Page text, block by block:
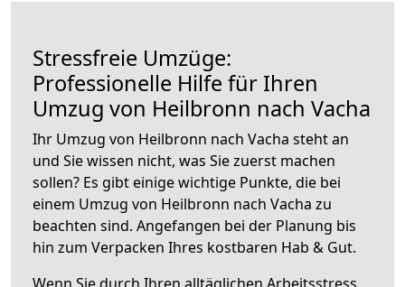
Stressfreie Umzüge:
Professionelle Hilfe für Ihren
Umzug von Heilbronn nach Vacha
Ihr Umzug von Heilbronn nach Vacha steht an
und Sie wissen nicht, was Sie zuerst machen
sollen? Es gibt einige wichtige Punkte, die bei
einem Umzug von Heilbronn nach Vacha zu
beachten sind. Angefangen bei der Planung bis
hin zum Verpacken Ihres kostbaren Hab & Gut.